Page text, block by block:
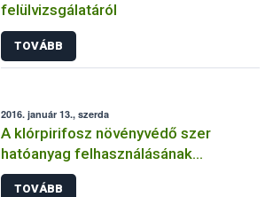
felülvizsgálatáról
TOVÁBB
2016. január 13., szerda
A klórpirifosz növényvédő szer
hatóanyag felhasználásának
korlátozása
TOVÁBB